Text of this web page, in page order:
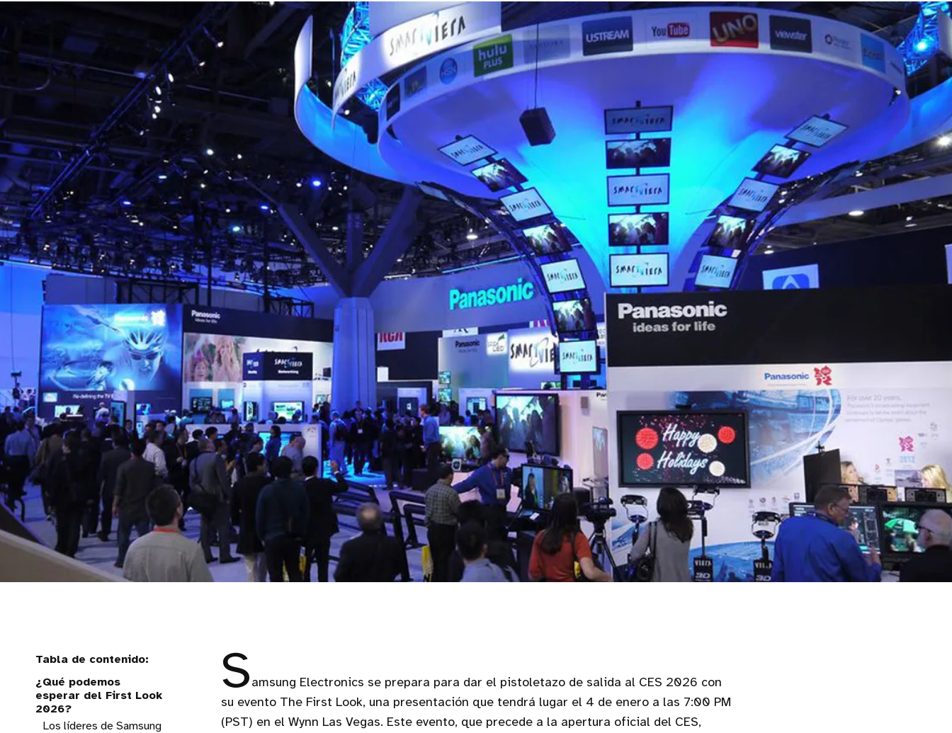
¿Qué podemos
esperar del First Look
2026?
Los líderes de Samsung
S amsung Electronics se prepara para dar el pistoletazo de salida al CES 2026 con
su evento The First Look, una presentación que tendrá lugar el 4 de enero a las 7:00 PM
(PST) en el Wynn Las Vegas. Este evento, que precede a la apertura oficial del CES,